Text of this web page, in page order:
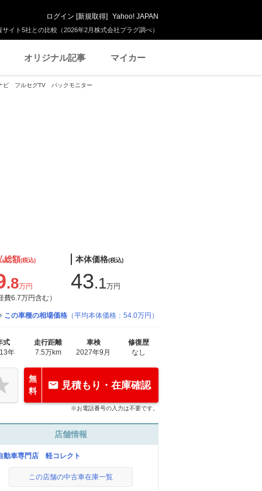
イト5社との比較（2026年2月株式会社プラグ調べ）
ログイン [新規取得] Yahoo! JAPAN
オリジナル記事 マイカー
ビ フルセグTV バックモニター
総額(税込)
.8万円
費6.7万円含む）
本体価格(税込)
43.1万円
この車種の相場価格 （平均本体価格：54.0万円）
式
年
走行距離
7.5万km
車検
2027年9月
修復歴
なし
無
料
見積もり・在庫確認
※お電話番号の入力は不要です。
店舗情報
動車専門店 軽コレクト
この店舗の中古車在庫一覧